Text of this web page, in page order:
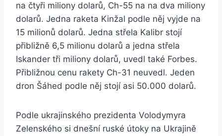
na čtyři miliony dolarů, Ch-55 na na dva miliony
dolarů. Jedna raketa Kinžal podle něj vyjde na
15 milionů dolarů. Jedna střela Kalibr stojí
přibližně 6,5 milionu dolarů a jedna střela
Iskander tři miliony dolarů, uvedl také Forbes.
Přibližnou cenu rakety Ch-31 neuvedl. Jeden
dron Šáhed podle něj stojí asi 50.000 dolarů.
Podle ukrajinského prezidenta Volodymyra
Zelenského si dnešní ruské útoky na Ukrajině